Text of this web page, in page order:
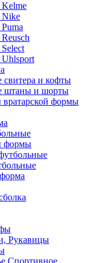
Nike
свитера и кофты
штаны и шорты
формы
формы
Рукавицы
Спортивное